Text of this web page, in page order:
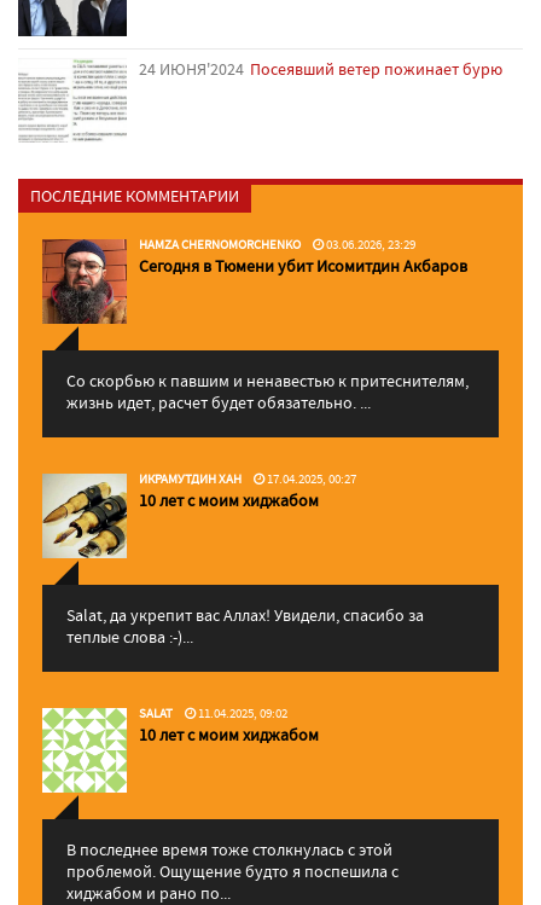
24 ИЮНЯ'2024 Посеявший ветер пожинает бурю
ПОСЛЕДНИЕ КОММЕНТАРИИ
HAMZA CHERNOMORCHENKO 03.06.2026, 23:29
Сегодня в Тюмени убит Исомитдин Акбаров
Со скорбью к павшим и ненавестью к притеснителям,
жизнь идет, расчет будет обязательно. ...
ИКРАМУТДИН ХАН 17.04.2025, 00:27
10 лет с моим хиджабом
Salat, да укрепит вас Аллаx! Увидели, спасибо за
теплые слова :-)...
SALAT 11.04.2025, 09:02
10 лет с моим хиджабом
В последнее время тоже столкнулась с этой
проблемой. Ощущение будто я поспешила с
хиджабом и рано по...